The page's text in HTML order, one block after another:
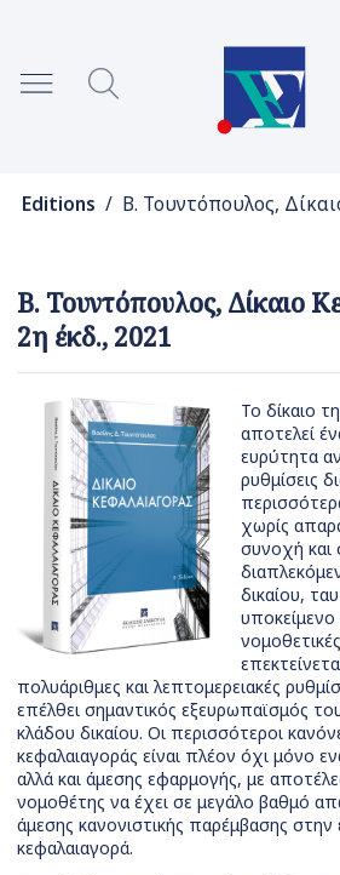
Editions / Β. Τουντόπουλος,
Β. Τουντόπουλος, Δίκαιο
2η έκδ., 2021
Το δίκαιο
αποτελεί
ευρύτητα
ρυθμίσεις
χωρίς
συνοχή και
δικαίου,
υποκείμενο
πολυάριθμες και λεπτομερειακές
επέλθει σημαντικός εξευρωπαϊσμός
κλάδου δικαίου. Οι περισσότεροι
κεφαλαιαγοράς είναι πλέον όχι μόνο
αλλά και άμεσης εφαρμογής, με
νομοθέτης να έχει σε μεγάλο βαθμό
άμεσης κανονιστικής παρέμβασης στην
κεφαλαιαγορά.